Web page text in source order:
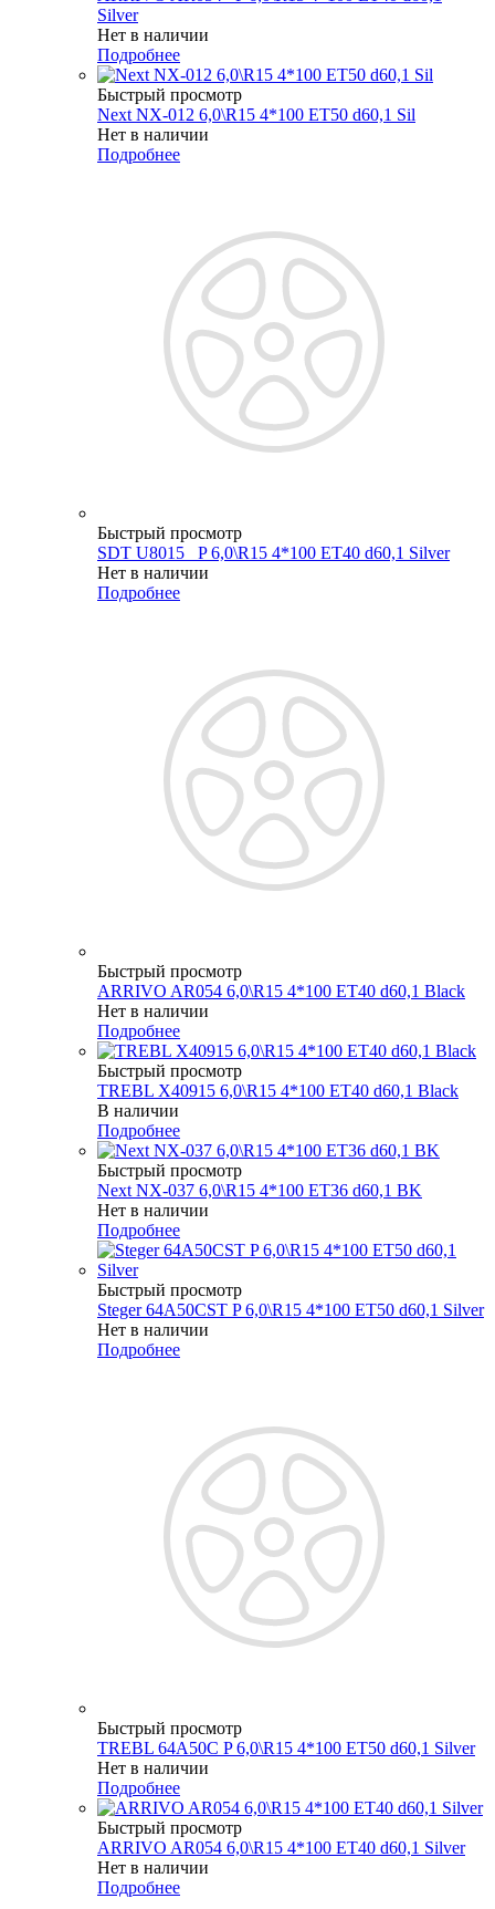
Silver
Нет в наличии
Подробнее
Быстрый просмотр
Next NX-012 6,0\R15 4*100 ET50 d60,1 Sil
Нет в наличии
Подробнее
Быстрый просмотр
SDT U8015 _P 6,0\R15 4*100 ET40 d60,1 Silver
Нет в наличии
Подробнее
Быстрый просмотр
ARRIVO AR054 6,0\R15 4*100 ET40 d60,1 Black
Нет в наличии
Подробнее
Быстрый просмотр
TREBL X40915 6,0\R15 4*100 ET40 d60,1 Black
В наличии
Подробнее
Быстрый просмотр
Next NX-037 6,0\R15 4*100 ET36 d60,1 BK
Нет в наличии
Подробнее
Быстрый просмотр
Steger 64A50CST P 6,0\R15 4*100 ET50 d60,1 Silver
Нет в наличии
Подробнее
Быстрый просмотр
TREBL 64A50C P 6,0\R15 4*100 ET50 d60,1 Silver
Нет в наличии
Подробнее
Быстрый просмотр
ARRIVO AR054 6,0\R15 4*100 ET40 d60,1 Silver
Нет в наличии
Подробнее